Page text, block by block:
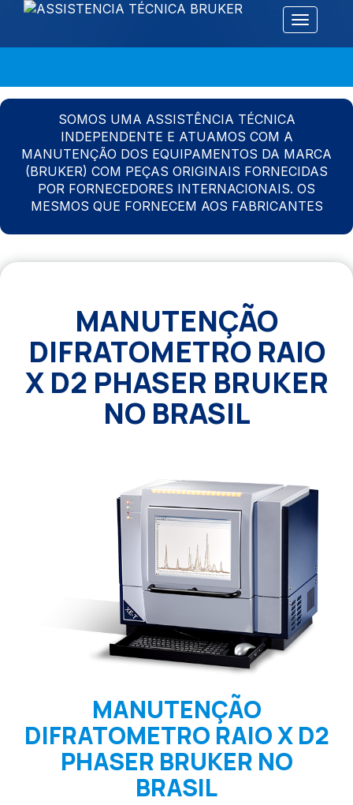
Alternar
SOMOS UMA ASSISTÊNCIA TÉCNICA
INDEPENDENTE E ATUAMOS COM A
MANUTENÇÃO DOS EQUIPAMENTOS DA MARCA
(BRUKER) COM PEÇAS ORIGINAIS FORNECIDAS
POR FORNECEDORES INTERNACIONAIS. OS
MESMOS QUE FORNECEM AOS FABRICANTES
MANUTENÇÃO
DIFRATOMETRO RAIO
X D2 PHASER BRUKER
NO BRASIL
MANUTENÇÃO
DIFRATOMETRO RAIO X D2
PHASER BRUKER NO
BRASIL